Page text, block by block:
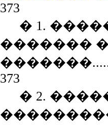
373
� 1.
�������
�������
373
� 2.